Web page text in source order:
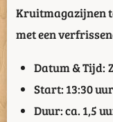
Kruitmagazijnen
met een
Datum & Tijd:
Start: 13:30
Duur: ca. 1,5